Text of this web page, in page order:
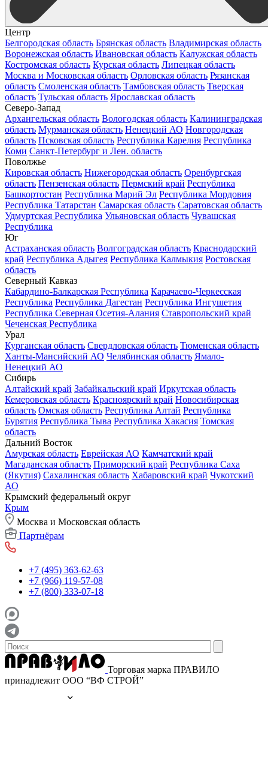
Центр
Белгородская область Брянская область Владимирская область
Воронежская область Ивановская область Калужская область
Костромская область Курская область Липецкая область
Москва и Московская область Орловская область Рязанская
область Смоленская область Тамбовская область Тверская
область Тульская область Ярославская область
Северо-Запад
Архангельская область Вологодская область Калининградская
область Мурманская область Ненецкий АО Новгородская
область Псковская область Республика Карелия Республика
Коми Санкт-Петербург и Лен. область
Поволжье
Кировская область Нижегородская область Оренбургская
область Пензенская область Пермский край Республика
Башкортостан Республика Марий Эл Республика Мордовия
Республика Татарстан Самарская область Саратовская область
Удмуртская Республика Ульяновская область Чувашская
Республика
Юг
Астраханская область Волгоградская область Краснодарский
край Республика Адыгея Республика Калмыкия Ростовская
область
Северный Кавказ
Кабардино-Балкарская Республика Карачаево-Черкесская
Республика Республика Дагестан Республика Ингушетия
Республика Северная Осетия-Алания Ставропольский край
Чеченская Республика
Урал
Курганская область Свердловская область Тюменская область
Ханты-Мансийский АО Челябинская область Ямало-
Ненецкий АО
Сибирь
Алтайский край Забайкальский край Иркутская область
Кемеровская область Красноярский край Новосибирская
область Омская область Республика Алтай Республика
Бурятия Республика Тыва Республика Хакасия Томская
область
Дальний Восток
Амурская область Еврейская АО Камчатский край
Магаданская область Приморский край Республика Саха
(Якутия) Сахалинская область Хабаровский край Чукотский
АО
Крымский федеральный округ
Крым
Москва и Московская область
Партнёрам
+7 (495) 363-62-63
+7 (966) 119-57-08
+7 (800) 333-07-18
Торговая марка ПРАВИЛО
принадлежит ООО “ВФ СТРОЙ”